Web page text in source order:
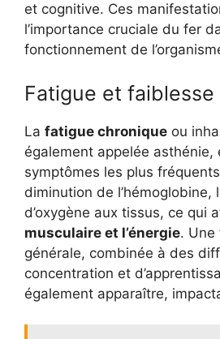
et cognitive. Ces
l’importance cruciale du fer
fonctionnement de
Fatigue et faiblesse
La fatigue chronique ou
également appelée asthénie,
symptômes les plus
diminution de l’hémoglobine,
d’oxygène aux tissus, ce qui
musculaire et l’énergie. Une
générale, combinée à des
concentration et
également apparaître,